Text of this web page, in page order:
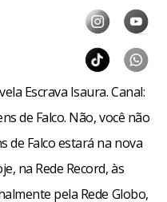
Escrava Isaura. Canal:
de Falco. Não, você não
de Falco estará na nova
na Rede Record, às
pela Rede Globo,